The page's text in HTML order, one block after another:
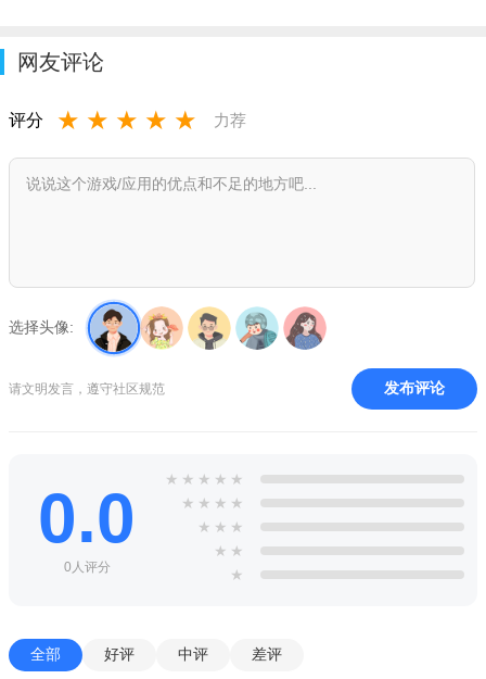
网友评论
评分 ★ ★ ★ ★ ★ 力荐
选择头像:
请文明发言，遵守社区规范 发布评论
0.0
0人评分
★ ★ ★ ★ ★
★ ★ ★ ★
★ ★ ★
★ ★
★
全部 好评 中评 差评